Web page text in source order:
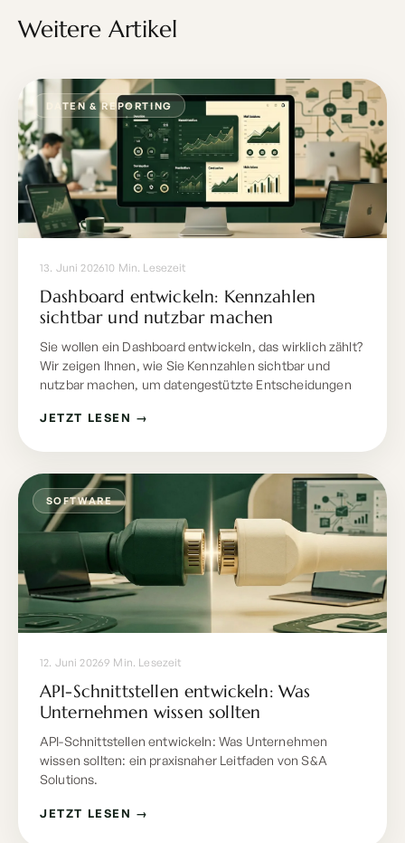
Weitere Artikel
DATEN & REPORTING
13. Juni 202610 Min. Lesezeit
Dashboard entwickeln: Kennzahlen
sichtbar und nutzbar machen
Sie wollen ein Dashboard entwickeln, das wirklich zählt?
Wir zeigen Ihnen, wie Sie Kennzahlen sichtbar und
nutzbar machen, um datengestützte Entscheidungen
JETZT LESEN →
SOFTWARE
12. Juni 20269 Min. Lesezeit
API-Schnittstellen entwickeln: Was
Unternehmen wissen sollten
API-Schnittstellen entwickeln: Was Unternehmen
wissen sollten: ein praxisnaher Leitfaden von S&A
Solutions.
JETZT LESEN →